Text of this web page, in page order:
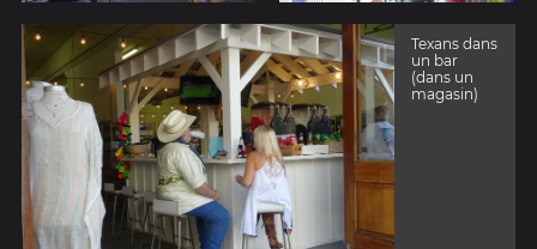
Texans dans
un bar
(dans un
magasin)